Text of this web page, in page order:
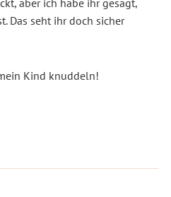
aber ich habe ihr gesagt,
Das seht ihr doch sicher
Kind knuddeln!